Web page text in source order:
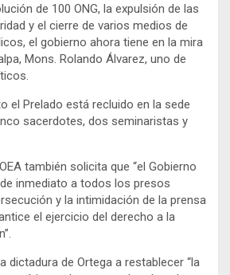
de 100 ONG, la expulsión de las
y el cierre de varios medios de
el gobierno ahora tiene en la mira
Mons. Rolando Álvarez, uno de
el Prelado está recluido en la sede
sacerdotes, dos seminaristas y
también solicita que “el Gobierno
inmediato a todos los presos
y la intimidación de la prensa
el ejercicio del derecho a la
dictadura de Ortega a restablecer “la